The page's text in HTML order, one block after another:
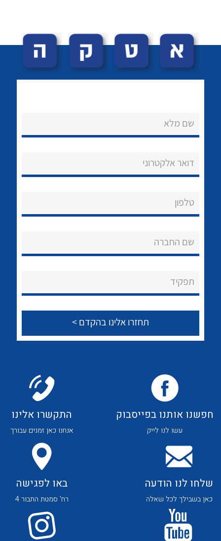
נקודות מכירה
שאלות ותשובות
לכל מוצרי היצרן לכל מוצרי היצרן
לכל מוצרי היצרן לכל מוצרי היצרן
שם מלא
דואר אלקטרוני
טלפון
שם החברה
תפקיד
חפשנו אותנו בפייסבוק
עשו לנו לייק
התקשרו אלינו
אנחנו כאן זמנים עבורך
שלחו לנו הודעה
כאן בשבילך לכל שאלה
באו לפגישה
רח' סמטת התבור 4